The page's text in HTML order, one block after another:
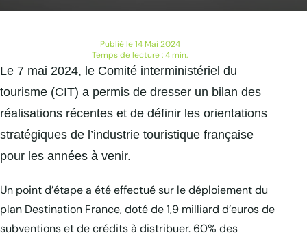
Publié le 14 Mai 2024
Temps de lecture : 4 min.
Le 7 mai 2024, le Comité interministériel du
tourisme (CIT) a permis de dresser un bilan des
réalisations récentes et de définir les orientations
stratégiques de l’industrie touristique française
pour les années à venir.
Un point d’étape a été effectué sur le déploiement du
plan Destination France, doté de 1,9 milliard d’euros de
subventions et de crédits à distribuer. 60% des